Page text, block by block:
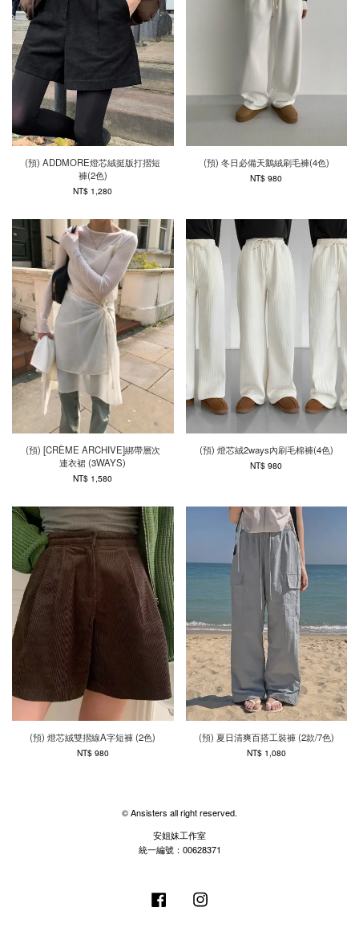
(預) ADDMORE燈芯絨挺版打摺短
褲(2色)
NT$ 1,280
(預) 冬日必備天鵝絨刷毛褲(4色)
NT$ 980
(預) [CRÈME ARCHIVE]綁帶層次
連衣裙 (3WAYS)
NT$ 1,580
(預) 燈芯絨2ways內刷毛棉褲(4色)
NT$ 980
(預) 燈芯絨雙摺線A字短褲 (2色)
NT$ 980
(預) 夏日清爽百搭工裝褲 (2款/7色)
NT$ 1,080
© Ansisters all right reserved.
安姐妹工作室
統一編號：00628371
Facebook